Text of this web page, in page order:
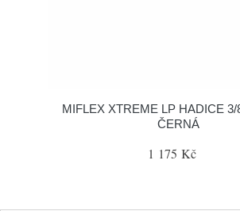
MIFLEX XTREME LP HADICE 3/
ČERNÁ
1 175 Kč